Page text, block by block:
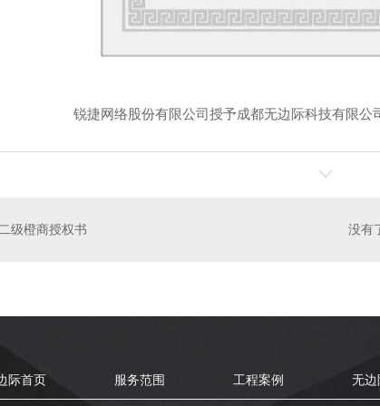
锐捷网络股份有限公司授予成都无边际科技有限公
级橙商授权书 没有
际首页 服务范围 工程案例 无边